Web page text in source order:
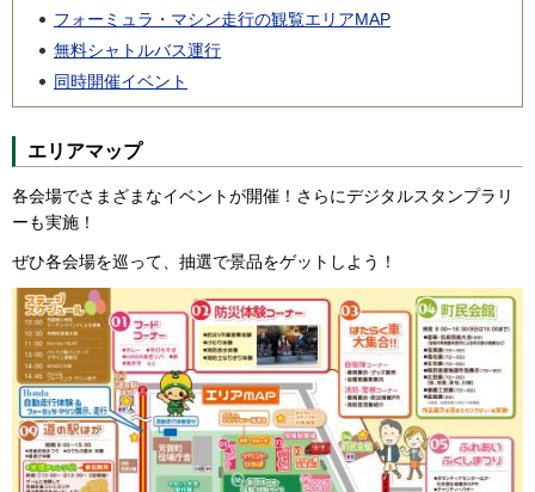
フォーミュラ・マシン走行の観覧エリアMAP
無料シャトルバス運行
同時開催イベント
エリアマップ
各会場でさまざまなイベントが開催！さらにデジタルスタンプラリ
ーも実施！
ぜひ各会場を巡って、抽選で景品をゲットしよう！